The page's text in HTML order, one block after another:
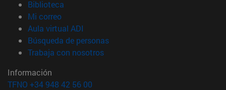
Biblioteca
Mi correo(abre en nueva ventana)
Aula virtual ADI
Búsqueda de personas(abre en nueva ventana)
Trabaja con nosotros(abre en nueva ventana)
Información
TFNO +34 948 42 56 00